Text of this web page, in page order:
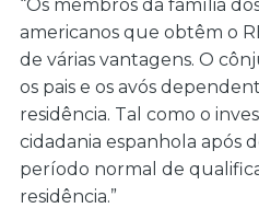
“Os membros da família
americanos que obtêm o
de várias vantagens. O
os pais e os avós
residência. Tal como o
cidadania espanhola após
período normal de
residência.”